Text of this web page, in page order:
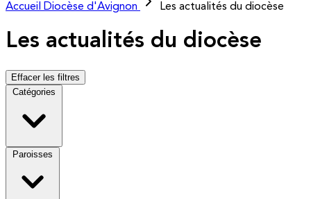
Accueil
Diocèse d'Avignon Les actualités du diocèse
Les actualités du diocèse
Effacer les filtres
Catégories
Paroisses